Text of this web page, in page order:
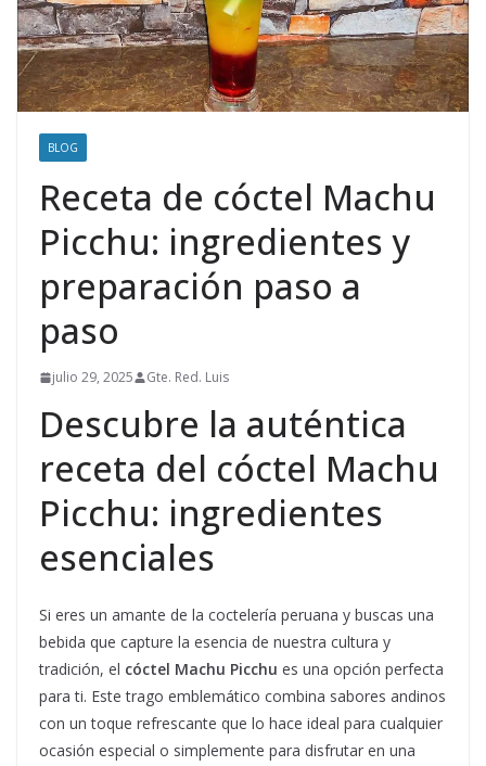
BLOG
Receta de cóctel Machu
Picchu: ingredientes y
preparación paso a
paso
julio 29, 2025 Gte. Red. Luis
Descubre la auténtica
receta del cóctel Machu
Picchu: ingredientes
esenciales
Si eres un amante de la coctelería peruana y buscas una
bebida que capture la esencia de nuestra cultura y
tradición, el cóctel Machu Picchu es una opción perfecta
para ti. Este trago emblemático combina sabores andinos
con un toque refrescante que lo hace ideal para cualquier
ocasión especial o simplemente para disfrutar en una